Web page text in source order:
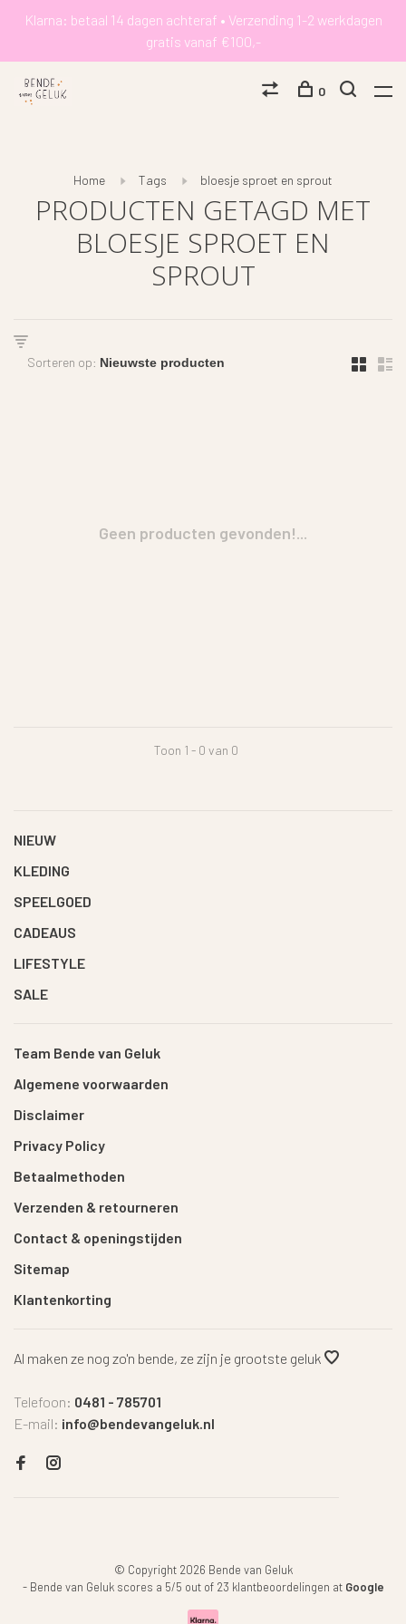
Klarna: betaal 14 dagen achteraf • Verzending 1-2 werkdagen
gratis vanaf €100,-
0
Home Tags bloesje sproet en sprout
PRODUCTEN GETAGD MET
BLOESJE SPROET EN
SPROUT
Sorteren op:
Geen producten gevonden!...
Toon 1 - 0 van 0
NIEUW
KLEDING
SPEELGOED
CADEAUS
LIFESTYLE
SALE
Team Bende van Geluk
Algemene voorwaarden
Disclaimer
Privacy Policy
Betaalmethoden
Verzenden & retourneren
Contact & openingstijden
Sitemap
Klantenkorting
Al maken ze nog zo'n bende, ze zijn je grootste geluk
Telefoon: 0481 - 785701
E-mail: info@bendevangeluk.nl
© Copyright 2026 Bende van Geluk
- Bende van Geluk scores a 5/5 out of 23 klantbeoordelingen at Google